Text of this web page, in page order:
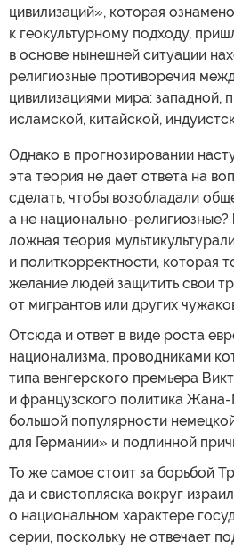
цивилизаций», которая
к геокультурному подходу,
в основе нынешней ситуации
религиозные противоречия
цивилизациями мира: западной,
исламской, китайской,
Однако в прогнозировании
эта теория не дает ответа на
сделать, чтобы возобладали
а не национально-религиозные?
ложная теория
и политкорректности, которая
желание людей защитить свои
от мигрантов или других
Отсюда и ответ в виде роста
национализма, проводниками
типа венгерского премьера
и французского политика
большой популярности
для Германии» и подлинной
То же самое стоит за борьбой
да и свистопляска вокруг
о национальном характере
серии, поскольку не отвечает